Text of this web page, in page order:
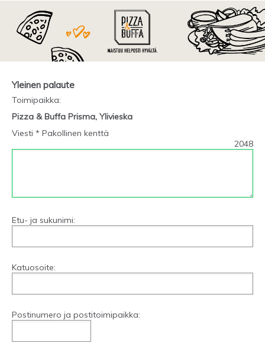
Yleinen palaute
Toimipaikka:
Pizza & Buffa Prisma, Ylivieska
Viesti * Pakollinen kenttä
2048
Etu- ja sukunimi:
Katuosoite:
Postinumero ja postitoimipaikka: